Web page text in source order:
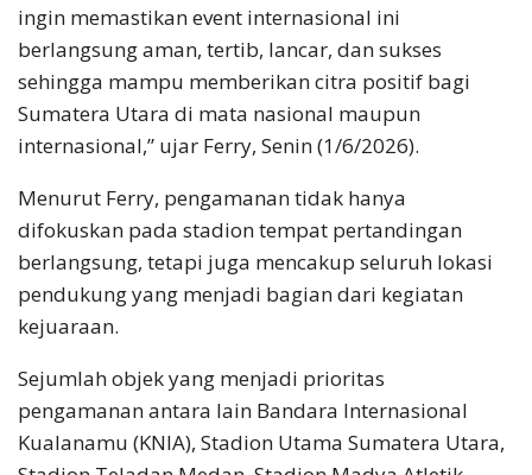
ingin memastikan event internasional ini
berlangsung aman, tertib, lancar, dan sukses
sehingga mampu memberikan citra positif bagi
Sumatera Utara di mata nasional maupun
internasional,” ujar Ferry, Senin (1/6/2026).
Menurut Ferry, pengamanan tidak hanya
difokuskan pada stadion tempat pertandingan
berlangsung, tetapi juga mencakup seluruh lokasi
pendukung yang menjadi bagian dari kegiatan
kejuaraan.
Sejumlah objek yang menjadi prioritas
pengamanan antara lain Bandara Internasional
Kualanamu (KNIA), Stadion Utama Sumatera Utara,